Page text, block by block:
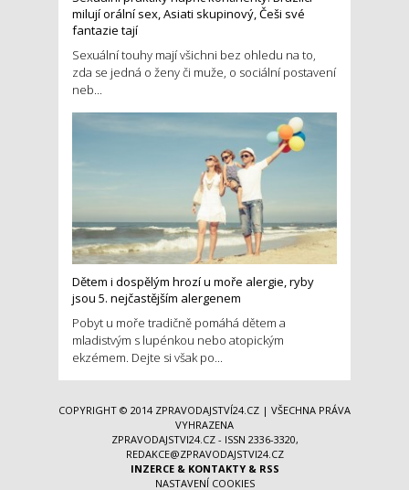
milují orální sex, Asiati skupinový, Češi své
fantazie tají
Sexuální touhy mají všichni bez ohledu na to,
zda se jedná o ženy či muže, o sociální postavení
neb...
Dětem i dospělým hrozí u moře alergie, ryby
jsou 5. nejčastějším alergenem
Pobyt u moře tradičně pomáhá dětem a
mladistvým s lupénkou nebo atopickým
ekzémem. Dejte si však po...
COPYRIGHT © 2014 ZPRAVODAJSTVÍ24.CZ | VŠECHNA PRÁVA
VYHRAZENA
ZPRAVODAJSTVI24.CZ - ISSN 2336-3320,
REDAKCE@ZPRAVODAJSTVI24.CZ
INZERCE& KONTAKTY& RSS
NASTAVENÍ COOKIES